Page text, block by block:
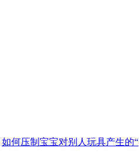
如何压制宝宝对别人玩具产生的“